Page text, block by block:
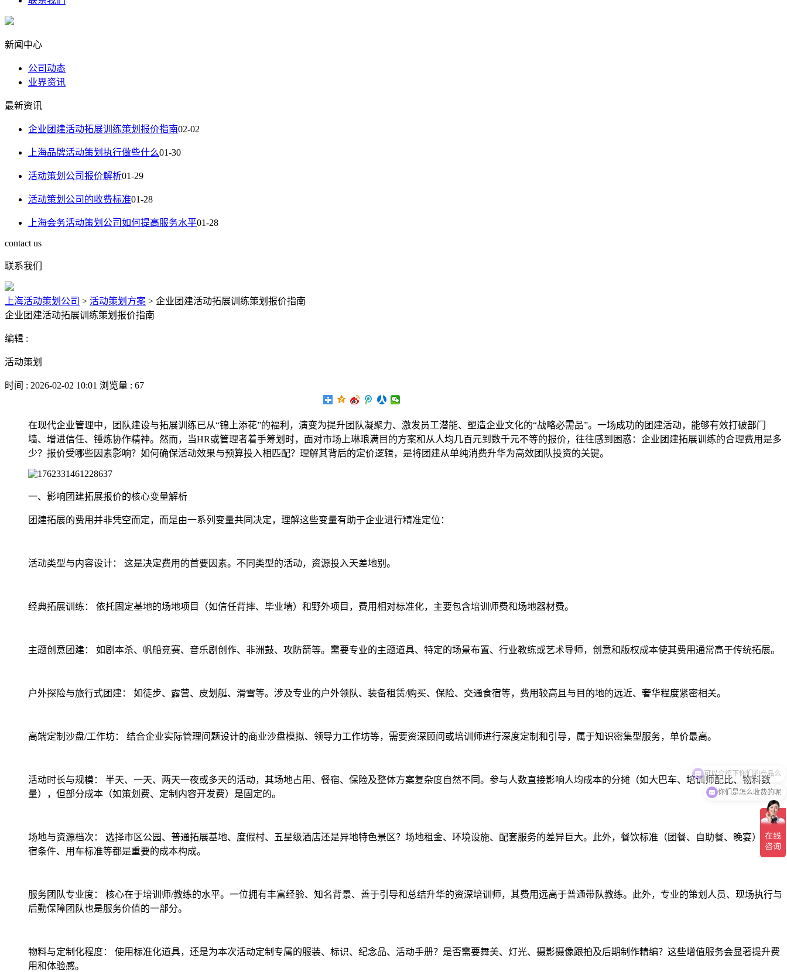
新闻中心
公司动态
业界资讯
最新资讯
企业团建活动拓展训练策划报价指南02-02
上海品牌活动策划执行做些什么01-30
活动策划公司报价解析01-29
活动策划公司的收费标准01-28
上海会务活动策划公司如何提高服务水平01-28
contact us
联系我们
上海活动策划公司 > 活动策划方案 > 企业团建活动拓展训练策划报价指南
企业团建活动拓展训练策划报价指南
编辑 :
活动策划
时间 : 2026-02-02 10:01 浏览量 : 67
在现代企业管理中，团队建设与拓展训练已从“锦上添花”的福利，演变为提升团队凝聚力、激发员工潜能、塑造企业文化的“战略必需品”。一场成功的团建活动，能够有效打破部门
墙、增进信任、锤炼协作精神。然而，当HR或管理者着手筹划时，面对市场上琳琅满目的方案和从人均几百元到数千元不等的报价，往往感到困惑：企业团建拓展训练的合理费用是多
少？报价受哪些因素影响？如何确保活动效果与预算投入相匹配？理解其背后的定价逻辑，是将团建从单纯消费升华为高效团队投资的关键。
一、影响团建拓展报价的核心变量解析
团建拓展的费用并非凭空而定，而是由一系列变量共同决定，理解这些变量有助于企业进行精准定位：
活动类型与内容设计： 这是决定费用的首要因素。不同类型的活动，资源投入天差地别。
经典拓展训练： 依托固定基地的场地项目（如信任背摔、毕业墙）和野外项目，费用相对标准化，主要包含培训师费和场地器材费。
主题创意团建： 如剧本杀、帆船竞赛、音乐剧创作、非洲鼓、攻防箭等。需要专业的主题道具、特定的场景布置、行业教练或艺术导师，创意和版权成本使其费用通常高于传统拓展。
户外探险与旅行式团建： 如徒步、露营、皮划艇、滑雪等。涉及专业的户外领队、装备租赁/购买、保险、交通食宿等，费用较高且与目的地的远近、奢华程度紧密相关。
高端定制沙盘/工作坊： 结合企业实际管理问题设计的商业沙盘模拟、领导力工作坊等，需要资深顾问或培训师进行深度定制和引导，属于知识密集型服务，单价最高。
活动时长与规模： 半天、一天、两天一夜或多天的活动，其场地占用、餐宿、保险及整体方案复杂度自然不同。参与人数直接影响人均成本的分摊（如大巴车、培训师配比、物料数
量），但部分成本（如策划费、定制内容开发费）是固定的。
场地与资源档次： 选择市区公园、普通拓展基地、度假村、五星级酒店还是异地特色景区？场地租金、环境设施、配套服务的差异巨大。此外，餐饮标准（团餐、自助餐、晚宴）、住
宿条件、用车标准等都是重要的成本构成。
服务团队专业度： 核心在于培训师/教练的水平。一位拥有丰富经验、知名背景、善于引导和总结升华的资深培训师，其费用远高于普通带队教练。此外，专业的策划人员、现场执行与
后勤保障团队也是服务价值的一部分。
物料与定制化程度： 使用标准化道具，还是为本次活动定制专属的服装、标识、纪念品、活动手册？是否需要舞美、灯光、摄影摄像跟拍及后期制作精编？这些增值服务会显著提升费
用和体验感。
你们是怎么收费的呢